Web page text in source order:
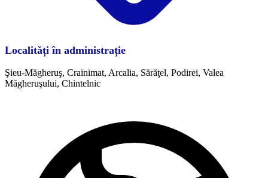
Localități în administrație
Şieu-Măgheruş, Crainimat, Arcalia, Sărăţel, Podirei, Valea
Măgheruşului, Chintelnic